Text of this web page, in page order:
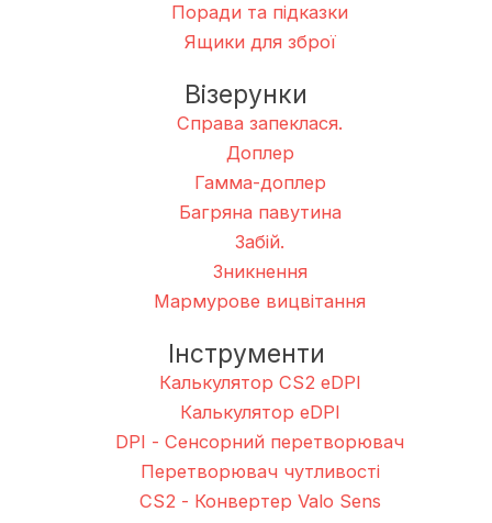
Поради та підказки
Ящики для зброї
Візерунки
Справа запеклася.
Доплер
Гамма-доплер
Багряна павутина
Забій.
Зникнення
Мармурове вицвітання
Інструменти
Калькулятор CS2 eDPI
Калькулятор eDPI
DPI - Сенсорний перетворювач
Перетворювач чутливості
CS2 - Конвертер Valo Sens